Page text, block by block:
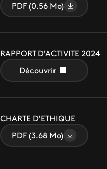
PDF (0.56 Mo)
RAPPORT D'ACTIVITE 2024
Découvrir
CHARTE D'ETHIQUE
PDF (3.68 Mo)